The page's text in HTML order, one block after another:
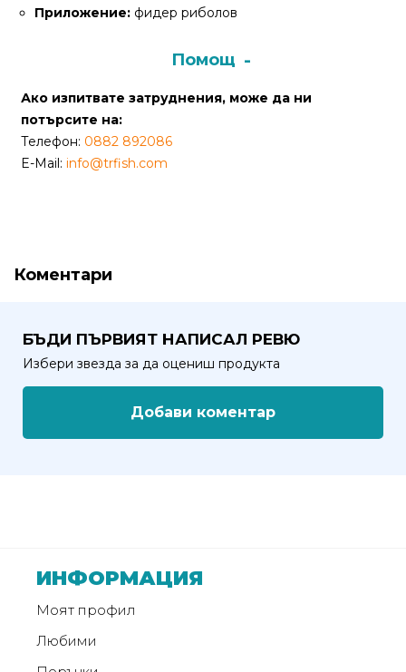
Връщане
Условия
за
ползване
Политика
на
“бисквитки”
Copyright
Маркетинг
Приложение: фидер риболов
Помощ
Ако изпитвате затруднения, може да ни
потърсите на:
Телефон: 0882 892086
E-Mail: info@trfish.com
Коментари
БЪДИ ПЪРВИЯТ НАПИСАЛ РЕВЮ
Избери звезда за да оцениш продукта
Добави коментар
ИНФОРМАЦИЯ
Моят профил
Любими